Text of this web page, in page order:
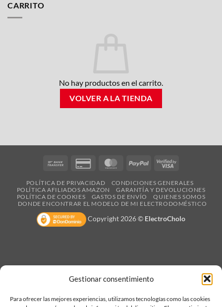
Gestionar consentimiento
Para ofrecer las mejores experiencias, utilizamos tecnologías como las cookies
CARRITO
No hay productos en el carrito.
VOLVER A LA TIENDA
Bank
Credit
2
MasterCardPayPal
Visa
POLÍTICA DE PRIVACIDAD
CONDICIONES GENERALES
POLÍTICA AFILIADOS AMAZON
GARANTÍA Y DEVOLUCIONES
POLÍTICA DE COOKIES
GASTOS DE ENVÍO
QUIENES SOMOS
DONDE ENCONTRAR EL MODELO DE MI ELECTRODOMÉSTICO
Copyright 2026 © ElectroCholo